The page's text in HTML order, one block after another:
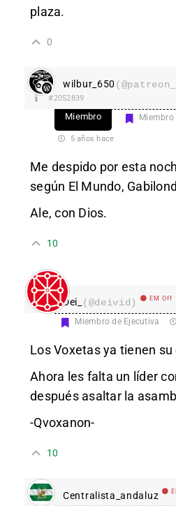
plaza.
0
wilbur_650
#2052839
Miembro Miembro
5 años hace
Me despido por esta
según El Mundo,
Ale, con Dios.
10
Dei_ (@deivid) EM Off
Miembro de Ejecutiva
Los Voxetas ya tienen
Ahora les falta un líder
después asaltar la
-Qvoxanon-
10
Centralista_andaluz